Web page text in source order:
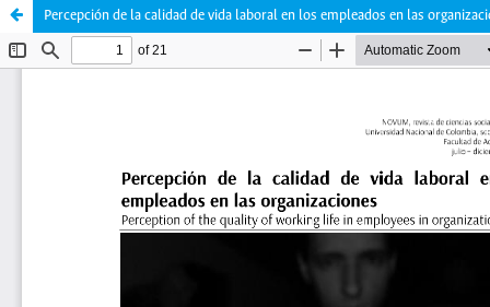
Percepción de la calidad de vida laboral en los empleados en las